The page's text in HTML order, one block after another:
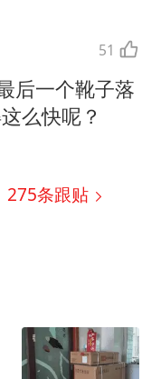
51
后一个靴子落
么快呢？
275条跟贴